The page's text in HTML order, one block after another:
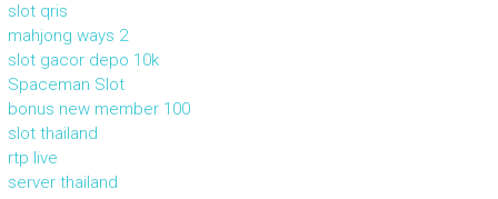
slot qris
mahjong ways 2
slot gacor depo 10k
Spaceman Slot
bonus new member 100
slot thailand
rtp live
server thailand